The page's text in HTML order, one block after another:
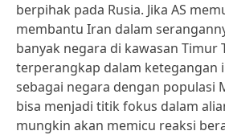
berpihak pada Rusia. Jika AS
membantu Iran dalam
banyak negara di kawasan Timur
terperangkap dalam ketegangan
sebagai negara dengan populasi
bisa menjadi titik fokus dalam
mungkin akan memicu reaksi